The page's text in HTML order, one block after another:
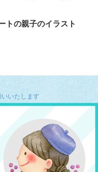
トの親子のイラスト
いたします